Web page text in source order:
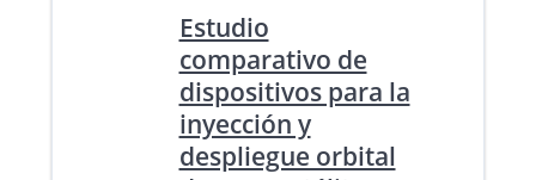
Estudio
comparativo de
dispositivos para la
inyección y
despliegue orbital